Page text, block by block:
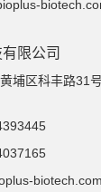
限公司
埔区科丰路31
biotech.com